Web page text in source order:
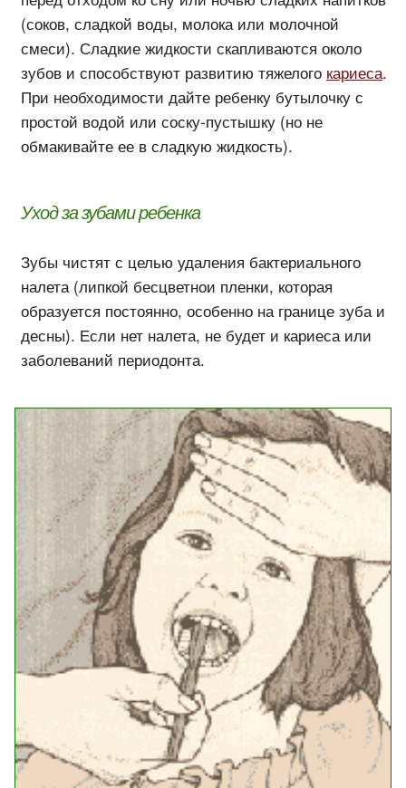
(соков, сладкой воды, молока или молочной
смеси). Сладкие жидкости скапливаются около
зубов и способствуют развитию тяжелого кариеса.
При необходимости дайте ребенку бутылочку с
простой водой или соску-пустышку (но не
обмакивайте ее в сладкую жидкость).
Уход за зубами ребенка
Зубы чистят с целью удаления бактериального
налета (липкой бесцветнои пленки, которая
образуется постоянно, особенно на границе зуба и
десны). Если нет налета, не будет и кариеса или
заболеваний периодонта.